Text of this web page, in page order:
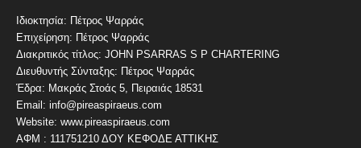
Ιδιοκτησία: Πέτρος Ψαρράς
Επιχείρηση: Πέτρος Ψαρράς
Διακριτικός τίτλος: JOHN PSARRAS S P CHARTERING
Διευθυντής Σύνταξης: Πέτρος Ψαρράς
Έδρα: Μακράς Στοάς 5, Πειραιάς 18531
Email: info@pireaspiraeus.com
Website: www.pireaspiraeus.com
ΑΦΜ : 111751210 ΔΟΥ ΚΕΦΟΔΕ ΑΤΤΙΚΗΣ